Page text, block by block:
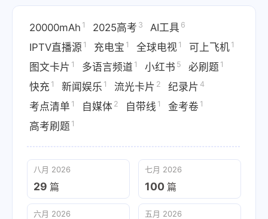
20000mAh 1 2025高考 3 AI工具 6
IPTV直播源 1 充电宝 1 全球电视 1 可上飞机 1
图文卡片 1 多语言频道 1 小红书 5 必刷题 1
快充 1 新闻娱乐 1 流光卡片 2 纪录片 4
考点清单 1 自媒体 2 自带线 1 金考卷 1
高考刷题 1
八月 2026
29 篇
七月 2026
100 篇
六月 2026 五月 2026